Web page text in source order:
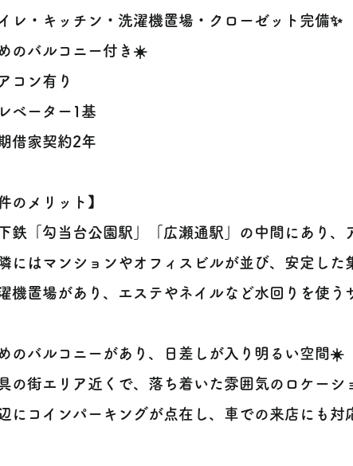
レ・キッチン・洗濯機置場・クローゼット完備✨
のバルコニー付き☀️
コン有り
ベーター1基
借家契約2年
のメリット】
鉄「勾当台公園駅」「広瀬通駅」の中間にあり、
にはマンションやオフィスビルが並び、安定した
機置場があり、エステやネイルなど水回りを使う
のバルコニーがあり、日差しが入り明るい空間☀️
の街エリア近くで、落ち着いた雰囲気のロケーシ
にコインパーキングが点在し、車での来店にも対